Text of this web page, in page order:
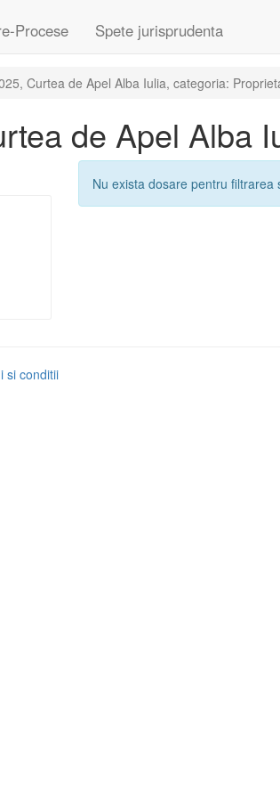
Procese Spete jurisprudenta
Curtea de Apel Alba Iulia, categoria:
de Apel Alba
Nu exista dosare pentru filtrarea
si conditii